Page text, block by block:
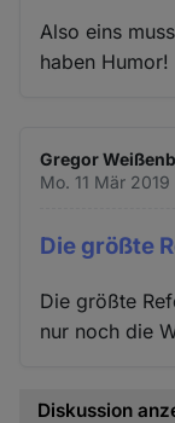
Also eins
haben
Gregor
Mo. 11 Mär
Die größte
Die größte
nur noch die
Diskussion